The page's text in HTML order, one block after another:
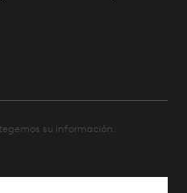
su información.